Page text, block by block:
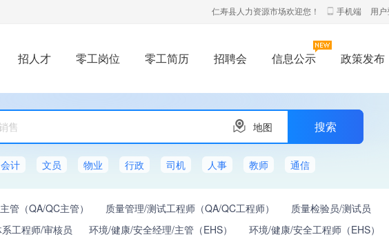
仁寿县人力资源市场欢迎您！ 手机端 用
招人才 零工岗位 零工简历 招聘会 信息公示 政策发布
地图
会计 文员 物业 行政 司机 人事 教师 通信
管（QA/QC主管） 质量管理/测试工程师（QA/QC工程师）
质量检验员/测试员
工程师/审核员 环境/健康/安全经理/主管（EHS）
环境/健康/安全工程师（EHS）